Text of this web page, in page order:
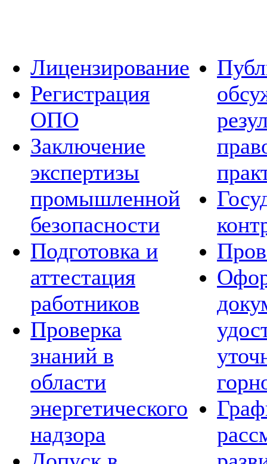
Лицензирование
Регистрация
ОПО
Заключение
экспертизы
промышленной
безопасности
Подготовка и
аттестация
работников
Проверка
знаний в
области
энергетического
надзора